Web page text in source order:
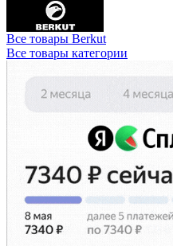
Все товары Berkut
Все товары категории